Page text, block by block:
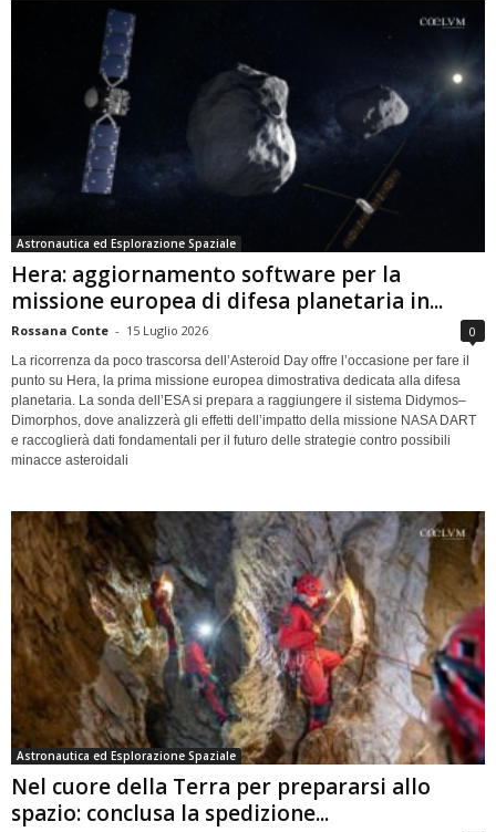
Astronautica ed Esplorazione Spaziale
Hera: aggiornamento software per la
missione europea di difesa planetaria in...
Rossana Conte - 15 Luglio 2026 0
La ricorrenza da poco trascorsa dell’Asteroid Day offre l’occasione per fare il
punto su Hera, la prima missione europea dimostrativa dedicata alla difesa
planetaria. La sonda dell’ESA si prepara a raggiungere il sistema Didymos–
Dimorphos, dove analizzerà gli effetti dell’impatto della missione NASA DART
e raccoglierà dati fondamentali per il futuro delle strategie contro possibili
minacce asteroidali
Astronautica ed Esplorazione Spaziale
Nel cuore della Terra per prepararsi allo
spazio: conclusa la spedizione...